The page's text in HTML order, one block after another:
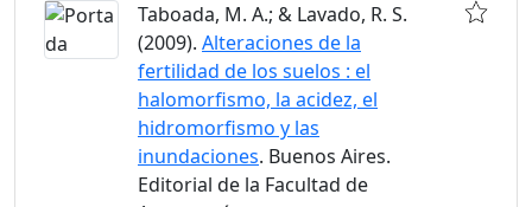
Taboada, M. A.; & Lavado, R. S.
(2009). Alteraciones de la
fertilidad de los suelos : el
halomorfismo, la acidez, el
hidromorfismo y las
inundaciones. Buenos Aires.
Editorial de la Facultad de